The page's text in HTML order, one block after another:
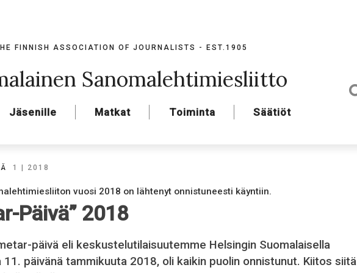
FINNISH ASSOCIATION OF JOURNALISTS - EST.1905
Sanomalehtimiesliitto
Jäsenille Matkat Toiminta Säätiöt
1 | 2018
vuosi 2018 on lähtenyt onnistuneesti käyntiin.
Päivä” 2018
päivä eli keskustelutilaisuutemme Helsingin Suomalaisella
11. päivänä tammikuuta 2018, oli kaikin puolin onnistunut. Kiitos siitä